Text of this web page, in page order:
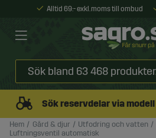
Alltid 69:- exkl. moms till ombud
Sök reservdelar via modell
Hem Gård & djur Utfodring och vatten
Luftningsventil automatisk